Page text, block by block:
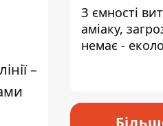
–
З ємності
аміаку,
немає -